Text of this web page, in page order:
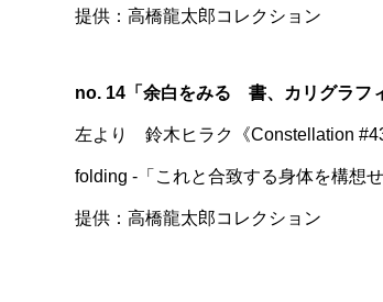
提供：高橋龍太郎コレクション
no. 14「余白をみる 書、カリグラフ
左より 鈴木ヒラク《Constellation
folding -「これと合致する身体を構想
提供：高橋龍太郎コレクション